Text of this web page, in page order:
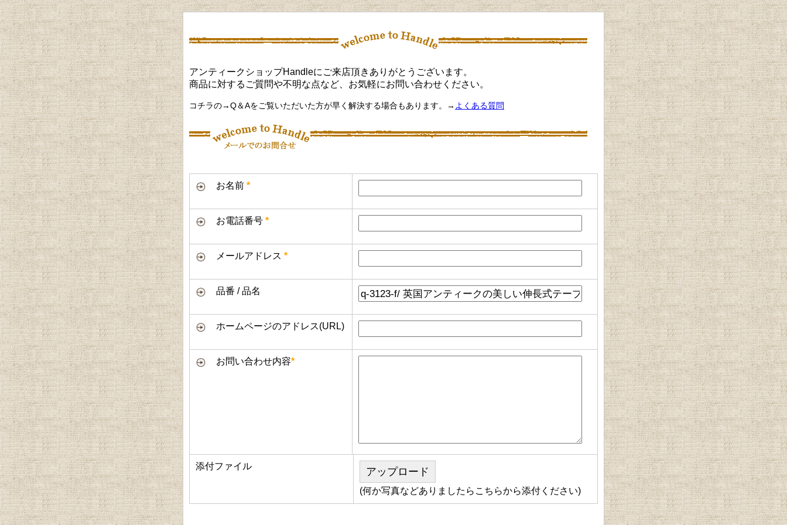
アンティークショップHandleにご来店頂きありがとうございます。
商品に対するご質問や不明な点など、お気軽にお問い合わせください。
コチラの→Q＆Aをご覧いただいた方が早く解決する場合もあります。→ よくある質問
お名前 *
お電話番号 *
メールアドレス *
品番 / 品名
ホームページのアドレス(URL)
お問い合わせ内容*
添付ファイル アップロード
(何か写真などありましたらこちらから添付ください)